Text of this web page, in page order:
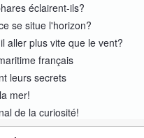
éclairent-ils?
se situe l'horizon?
aller plus vite que le vent?
français
leurs secrets
mer!
de la curiosité!